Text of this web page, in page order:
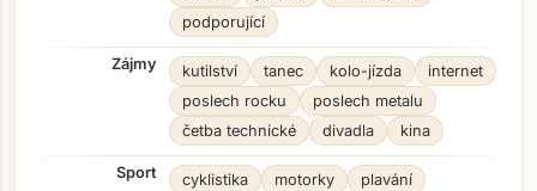
podporující
Zájmy kutilství tanec kolo-jízda
internet
poslech rocku
poslech metalu
četba technické
divadla kina
Sport cyklistika motorky plavání